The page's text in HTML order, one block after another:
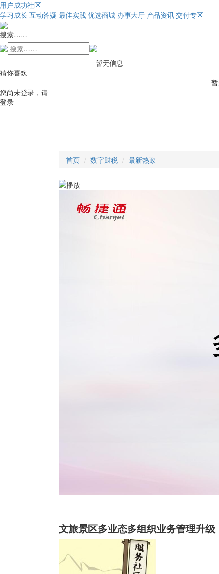
用户成功社区
学习成长 互动答疑 最佳实践 优选商城 办事大厅 产品资讯 交付专区
搜索……
暂无信息
猜你喜欢
您尚未登录，请
登录
首页 数字财税 最新热政
文旅景区多业态多组织业务管理升级